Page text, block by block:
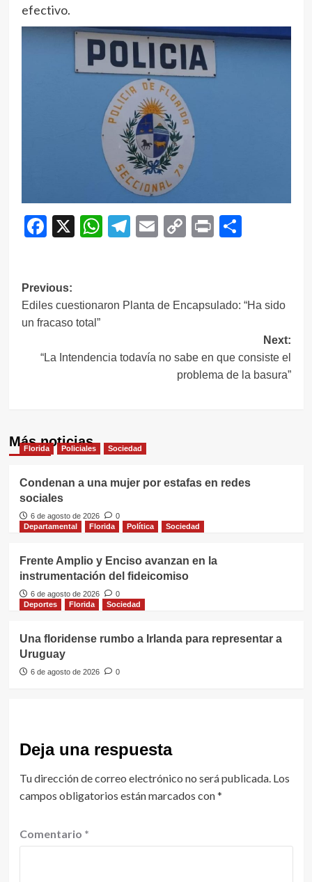
efectivo.
Facebook
X WhatsApp
Telegram
EmailCopy
Print
Navegación
de
Previous:
Ediles cuestionaron Planta de Encapsulado: “Ha sido
un fracaso total”
Next:
“La Intendencia todavía no sabe en que consiste el
problema de la basura”
Más noticias
Florida Policiales Sociedad
Condenan a una mujer por estafas en redes
sociales
6 de agosto de 2026
0
Departamental
Florida Política Sociedad
Frente Amplio y Enciso avanzan en la
instrumentación del fideicomiso
6 de agosto de 2026
0
Deportes
Florida Sociedad
Una floridense rumbo a Irlanda para representar a
Uruguay
6 de agosto de 2026 0
Deja una respuesta
Tu dirección de correo electrónico no será publicada. Los
campos obligatorios están marcados con*
Comentario *